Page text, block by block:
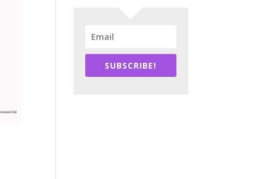
SUBSCRIBE!